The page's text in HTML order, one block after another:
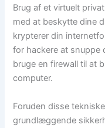
Brug af et virtuelt
med at beskytte dine
krypterer din
for hackere at snuppe
bruge en firewall til at
computer.
Foruden disse
grundlæggende